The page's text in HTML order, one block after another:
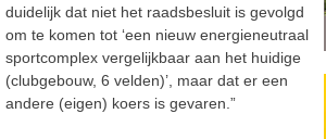
duidelijk dat niet het raadsbesluit is gevolgd
om te komen tot ‘een nieuw energieneutraal
sportcomplex vergelijkbaar aan het huidige
(clubgebouw, 6 velden)’, maar dat er een
andere (eigen) koers is gevaren.”